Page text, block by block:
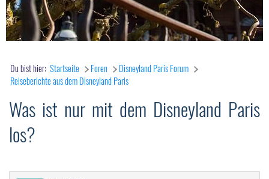
Du bist hier: Startseite Foren
Disneyland Paris Forum
Reiseberichte aus dem Disneyland Paris
Was ist nur mit dem Disneyland Paris
los?